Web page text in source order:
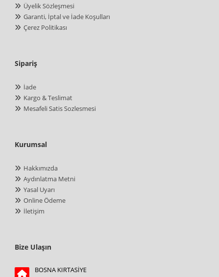
Üyelik Sözleşmesi
Garanti, İptal ve İade Koşulları
Çerez Politikası
Sipariş
İade
Kargo & Teslimat
Mesafeli Satis Sozlesmesi
Kurumsal
Hakkımızda
Aydınlatma Metni
Yasal Uyarı
Online Ödeme
İletişim
Bize Ulaşın
BOSNA KIRTASİYE